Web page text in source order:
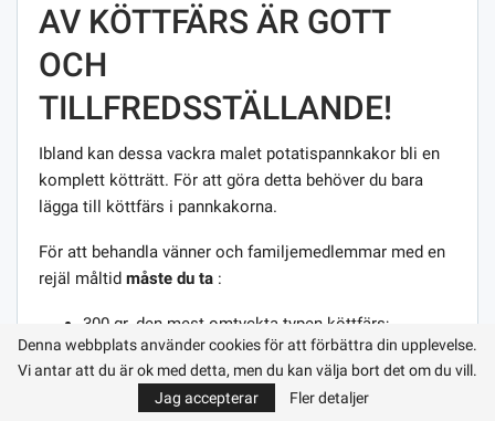
AV KÖTTFÄRS ÄR GOTT
OCH
TILLFREDSSTÄLLANDE!
Ibland kan dessa vackra malet potatispannkakor bli en
komplett kötträtt. För att göra detta behöver du bara
lägga till köttfärs i pannkakorna.
För att behandla vänner och familjemedlemmar med en
rejäl måltid måste du ta :
300 gr. den mest omtyckta typen köttfärs;
6-7 potatis;
1,5 lökhuvuden;
1 eller 1,5 vitlöksklyftor
Denna webbplats använder cookies för att förbättra din upplevelse.
Vi antar att du är ok med detta, men du kan välja bort det om du vill.
Jag accepterar
Fler detaljer